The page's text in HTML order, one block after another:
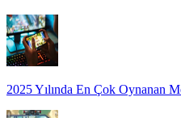
2025 Yılında En Çok Oynanan